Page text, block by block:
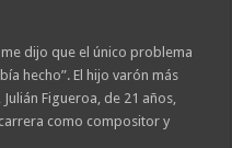
dijo que el único problema
hecho”. El hijo varón más
Figueroa, de 21 años,
como compositor y